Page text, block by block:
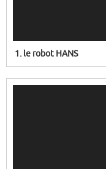
1. le robot HANS